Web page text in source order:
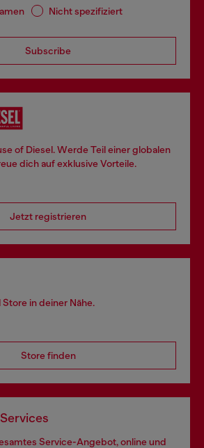
Nicht spezifiziert
Subscribe
of Diesel. Werde Teil einer globalen
dich auf exklusive Vorteile.
Jetzt registrieren
in deiner Nähe.
Store finden
Service-Angebot, online und